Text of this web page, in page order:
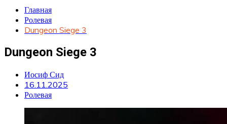
Главная
Ролевая
Dungeon Siege 3
Dungeon Siege 3
Иосиф Сид
16.11.2025
Ролевая